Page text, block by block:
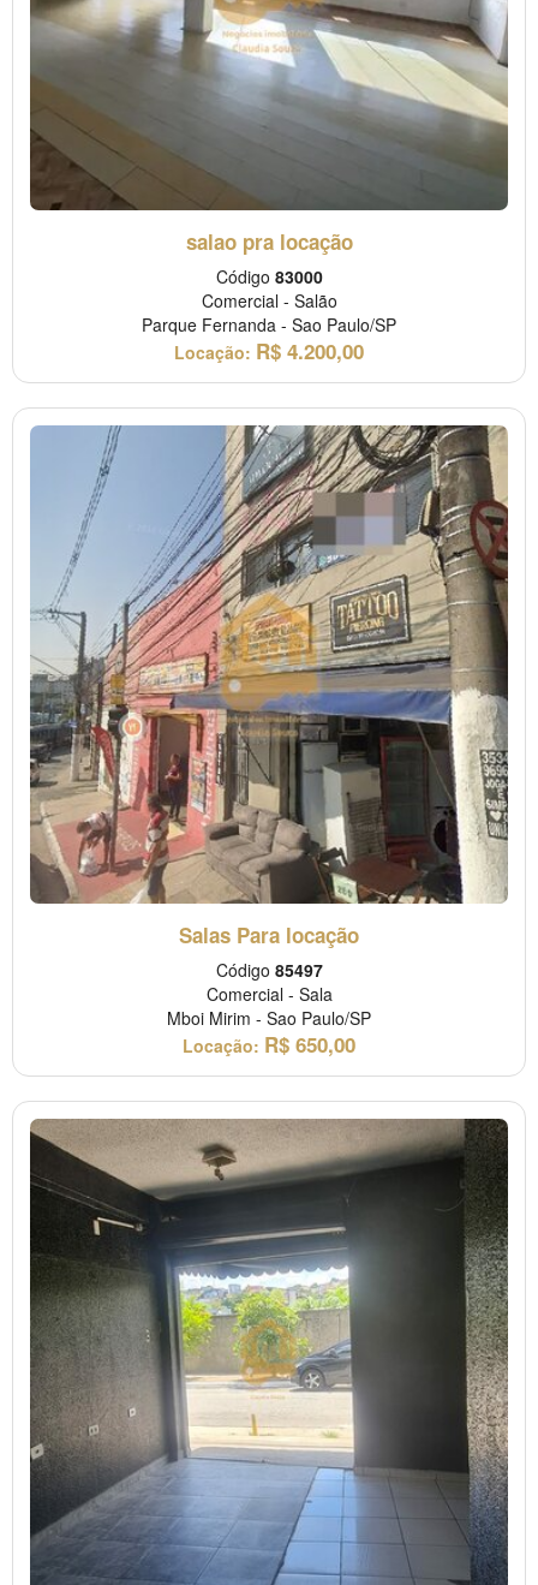
salao pra locação
Código 83000
Comercial - Salão
Parque Fernanda - Sao Paulo/SP
Locação: R$ 4.200,00
Salas Para locação
Código 85497
Comercial - Sala
Mboi Mirim - Sao Paulo/SP
Locação: R$ 650,00